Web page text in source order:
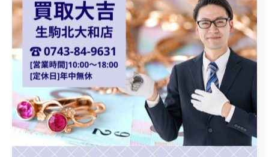
フェンディチェンジベルト
シルバーアクセサリー 御在位金貨
オーストリア金貨 コロナ金貨
天皇陛下御即位金貨 シャネルバッグ
ダイアナモデル ブランドバッグ
貴金属買取 ショパール Chopard